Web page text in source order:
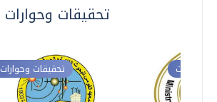
تحقيقات وحوارات
تحقيقات وحوارات وحوارات